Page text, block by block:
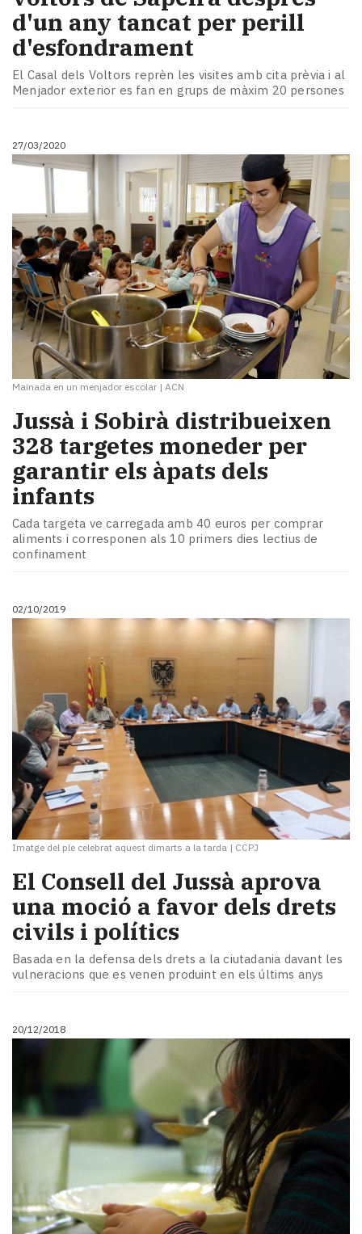
d'un any tancat per perill
d'esfondrament
El Casal dels Voltors reprèn les visites amb cita prèvia i al
Menjador exterior es fan en grups de màxim 20 persones
27/03/2020
Mainada en un menjador escolar | ACN
Jussà i Sobirà distribueixen
328 targetes moneder per
garantir els àpats dels
infants
Cada targeta ve carregada amb 40 euros per comprar
aliments i corresponen als 10 primers dies lectius de
confinament
02/10/2019
Imatge del ple celebrat aquest dimarts a la tarda | CCPJ
El Consell del Jussà aprova
una moció a favor dels drets
civils i polítics
Basada en la defensa dels drets a la ciutadania davant les
vulneracions que es venen produint en els últims anys
20/12/2018